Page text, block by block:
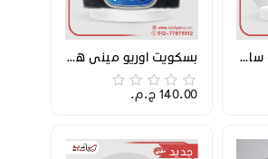
بسكوت اوريو 1.5 ك سايب بسكويت اوريو ميني هابي ميكس
140.00 ج.م.‏
جديد